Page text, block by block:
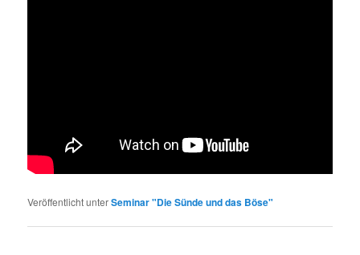
Veröffentlicht unterSeminar "Die Sünde und das Böse"